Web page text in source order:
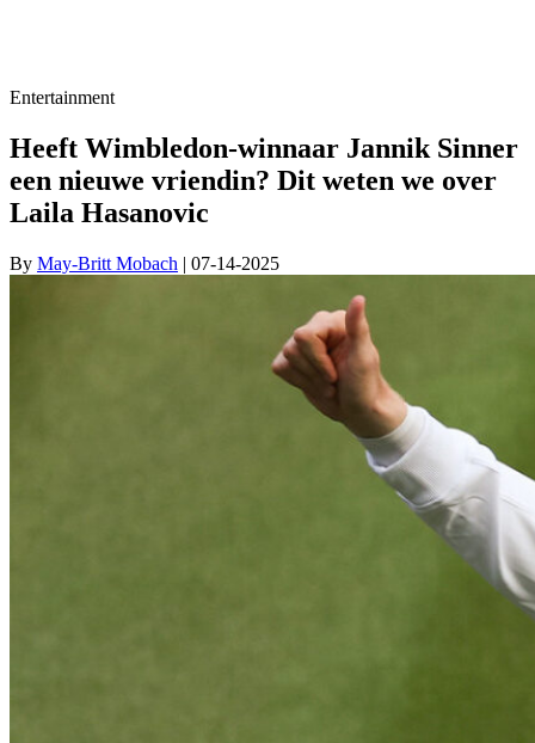
Entertainment
Heeft Wimbledon-winnaar Jannik Sinner
een nieuwe vriendin? Dit weten we over
Laila Hasanovic
By May-Britt Mobach | 07-14-2025